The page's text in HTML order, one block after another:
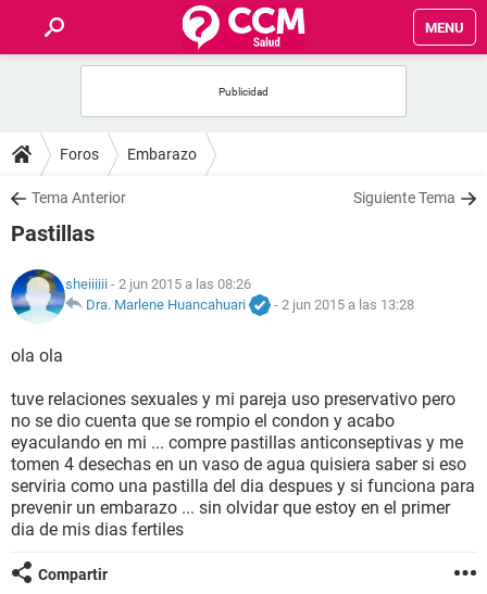
MENU
FOROS
SALUD
NUTRICIÓN
BIENESTAR
SEXUALIDAD
GLOSARIO
Foros Embarazo
Tema Anterior Siguiente Tema
Pastillas
sheiiiiii - 2 jun 2015 a las 08:26
Dra. Marlene Huancahuari
- 2 jun 2015 a las 13:28
ola ola
tuve relaciones sexuales y mi pareja uso preservativo pero
no se dio cuenta que se rompio el condon y acabo
eyaculando en mi ... compre pastillas anticonseptivas y me
tomen 4 desechas en un vaso de agua quisiera saber si eso
serviria como una pastilla del dia despues y si funciona para
prevenir un embarazo ... sin olvidar que estoy en el primer
dia de mis dias fertiles
Compartir